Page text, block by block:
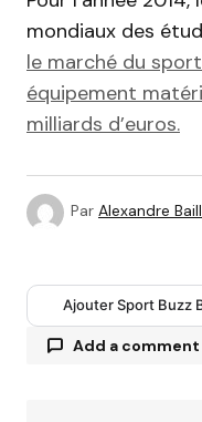
mondiaux des
le marché du
équipement
milliards d’euros.
Par Alexandre
Ajouter Sport Buzz
Add a comment